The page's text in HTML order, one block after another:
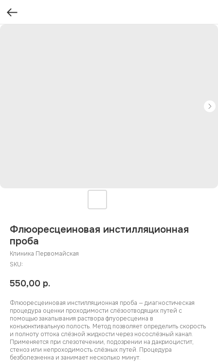
Флюоресцеиновая инстилляционная
проба
Клиника Первомайская
SKU:
550,00 р.
Флюоресцеиновая инстилляционная проба — диагностическая
процедура оценки проходимости слёзоотводящих путей с
помощью закапывания раствора флуоресцеина в
конъюнктивальную полость. Метод позволяет определить скорость
и полноту оттока слёзной жидкости через носослёзный канал.
Применяется при слезотечении, подозрении на дакриоцистит,
стеноз или непроходимость слёзных путей. Процедура
безболезненна и занимает несколько минут.